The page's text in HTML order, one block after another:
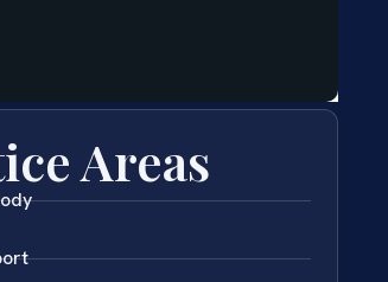
Areas